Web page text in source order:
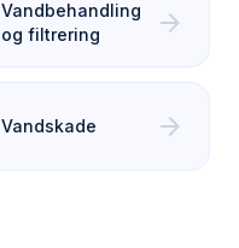
Vandbehandling
og filtrering
arrow_forward
Vandskade arrow_forward